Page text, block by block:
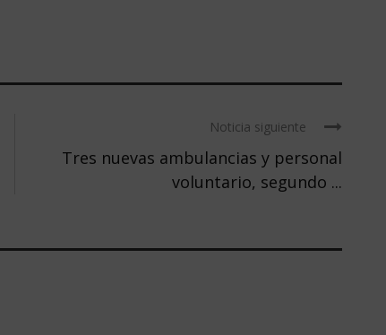
Noticia siguiente
Tres nuevas ambulancias y personal
voluntario, segundo ...